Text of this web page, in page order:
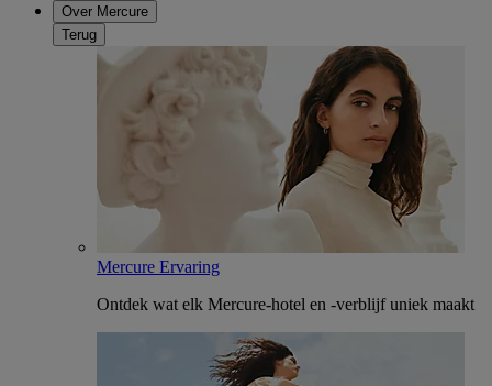
Over Mercure
Terug
Mercure Ervaring
Ontdek wat elk Mercure-hotel en -verblijf uniek maakt